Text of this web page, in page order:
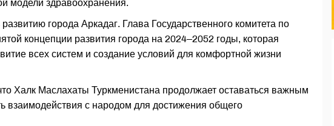
модели здравоохранения.
города Аркадаг. Глава Государственного комитета по
концепции развития города на 2024–2052 годы, которая
всех систем и создание условий для комфортной жизни
Халк Маслахаты Туркменистана продолжает оставаться важным
взаимодействия с народом для достижения общего